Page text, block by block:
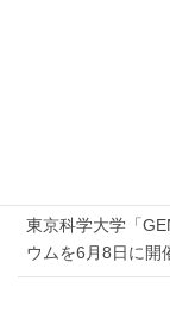
東京科学大学「
ウムを6月8日に開